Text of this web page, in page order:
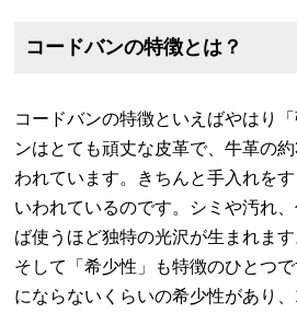
コードバンの特徴とは？
コードバンの特徴といえばやはり
ンはとても頑丈な皮革で、牛革の
われています。きちんと手入れを
いわれているのです。シミや汚れ
ば使うほど独特の光沢が生まれます
そして「希少性」も特徴のひとつ
にならないくらいの希少性があり